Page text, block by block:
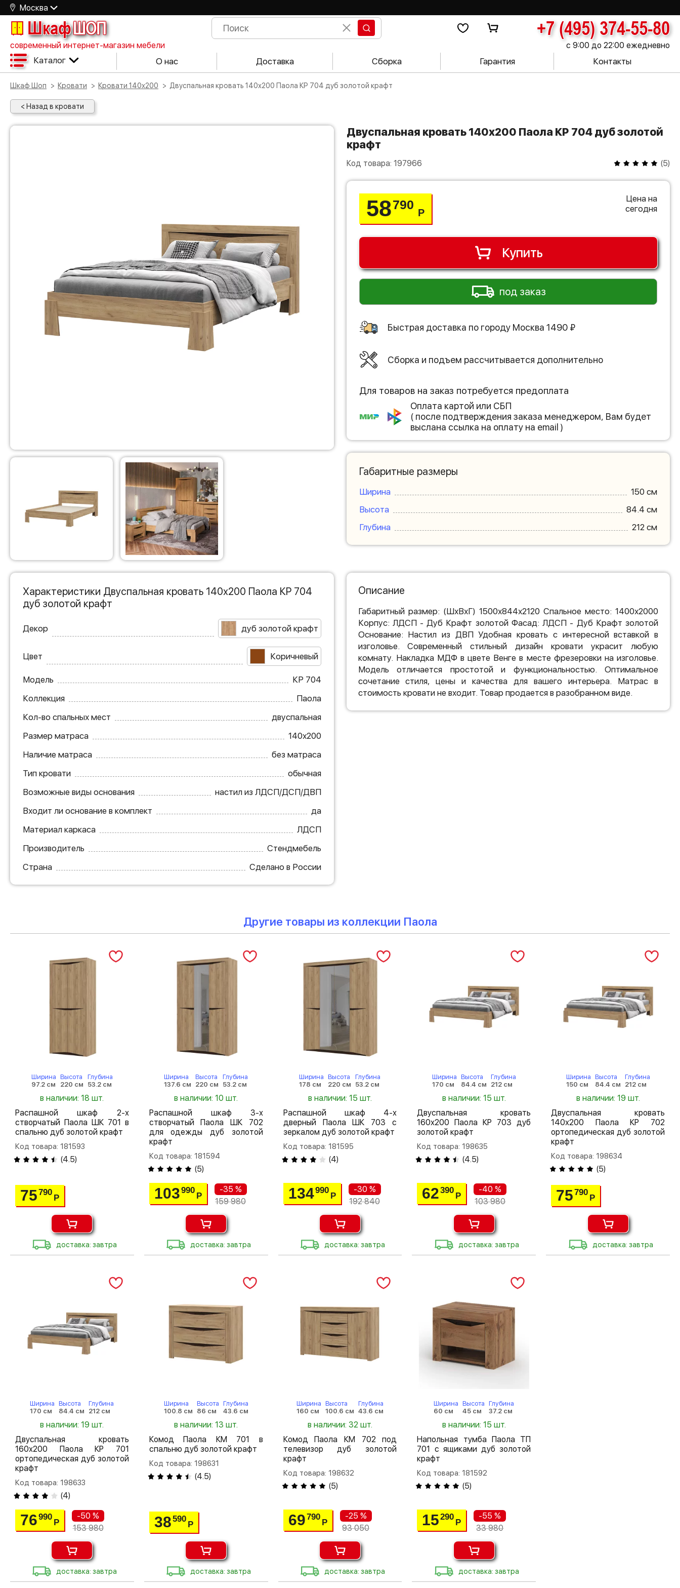
Москва
ШкафШОП +7 (495) 374-55-80
современный интернет-магазин мебели с 9:00 до 22:00 ежедневно
Каталог О нас Доставка Сборка Гарантия Контакты
Шкаф Шоп Кровати Кровати 140х200 Двуспальная кровать 140х200 Паола КР 704 дуб золотой крафт
< Назад в кровати
Двуспальная кровать 140х200 Паола КР 704 дуб золотой
крафт
Код товара: 197966 (5)
58790
Р
Цена на
сегодня
Купить
под заказ
Быстрая доставка по городу Москва 1490 ₽
Сборка и подъем рассчитывается дополнительно
Для товаров на заказ потребуется предоплата
Оплата картой или СБП
( после подтверждения заказа менеджером, Вам будет
выслана ссылка на оплату на email )
Габаритные размеры
Ширина
150 см
Высота
84.4 см
Глубина
212 см
Характеристики Двуспальная кровать 140х200 Паола КР 704
дуб золотой крафт
Декор дуб золотой крафт
Цвет Коричневый
Модель
КР 704
Коллекция
Паола
Кол-во спальных мест
двуспальная
Размер матраса
140х200
Наличие матраса
без матраса
Тип кровати
обычная
Возможные виды основания
настил из ЛДСП/ДСП/ДВП
Входит ли основание в комплект
да
Материал каркаса
ЛДСП
Производитель
Стендмебель
Страна
Сделано в России
Описание
Габаритный размер: (ШхВхГ) 1500х844х2120 Спальное место: 1400х2000
Корпус: ЛДСП - Дуб Крафт золотой Фасад: ЛДСП - Дуб Крафт золотой
Основание: Настил из ДВП Удобная кровать с интересной вставкой в
изголовье. Современный стильный дизайн кровати украсит любую
комнату. Накладка МДФ в цвете Венге в месте фрезеровки на изголовье.
Модель отличается простотой и функциональностью. Оптимальное
сочетание стиля, цены и качества для вашего интерьера. Матрас в
стоимость кровати не входит. Товар продается в разобранном виде.
Другие товары из коллекции Паола
Ширина
97.2 см
Высота
220 см
Глубина
53.2 см
в наличии: 18 шт.
Распашной шкаф 2-х
створчатый Паола ШК 701 в
спальню дуб золотой крафт
Код товара: 181593
(4.5)
75790
Р
доставка: завтра
Ширина
137.6 см
Высота
220 см
Глубина
53.2 см
в наличии: 10 шт.
Распашной шкаф 3-х
створчатый Паола ШК 702
для одежды дуб золотой
крафт
Код товара: 181594
(5)
103990
Р
-35 %
159 980
доставка: завтра
Ширина
178 см
Высота
220 см
Глубина
53.2 см
в наличии: 15 шт.
Распашной шкаф 4-х
дверный Паола ШК 703 с
зеркалом дуб золотой крафт
Код товара: 181595
(4)
134990
Р
-30 %
192 840
доставка: завтра
Ширина
170 см
Высота
84.4 см
Глубина
212 см
в наличии: 15 шт.
Двуспальная кровать
160х200 Паола КР 703 дуб
золотой крафт
Код товара: 198635
(4.5)
62390
Р
-40 %
103 980
доставка: завтра
Ширина
150 см
Высота
84.4 см
Глубина
212 см
в наличии: 19 шт.
Двуспальная кровать
140х200 Паола КР 702
ортопедическая дуб золотой
крафт
Код товара: 198634
(5)
75790
Р
доставка: завтра
Ширина
170 см
Высота
84.4 см
Глубина
212 см
в наличии: 19 шт.
Двуспальная кровать
160х200 Паола КР 701
ортопедическая дуб золотой
крафт
Код товара: 198633
(4)
76990
Р
-50 %
153 980
доставка: завтра
Ширина
100.8 см
Высота
86 см
Глубина
43.6 см
в наличии: 13 шт.
Комод Паола КМ 701 в
спальню дуб золотой крафт
Код товара: 198631
(4.5)
38590
Р
доставка: завтра
Ширина
160 см
Высота
100.6 см
Глубина
43.6 см
в наличии: 32 шт.
Комод Паола КМ 702 под
телевизор дуб золотой
крафт
Код товара: 198632
(5)
69790
Р
-25 %
93 050
доставка: завтра
Ширина
60 см
Высота
45 см
Глубина
37.2 см
в наличии: 15 шт.
Напольная тумба Паола ТП
701 с ящиками дуб золотой
крафт
Код товара: 181592
(5)
15290
Р
-55 %
33 980
доставка: завтра